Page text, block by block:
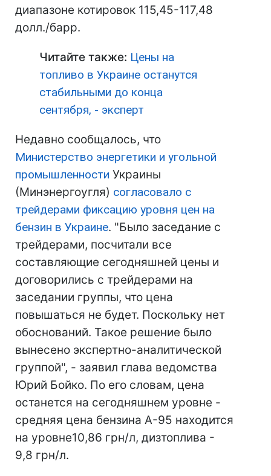
диапазоне котировок 115,45-117,48
долл./барр.
Читайте также: Цены на
топливо в Украине останутся
стабильными до конца
сентября, - эксперт
Недавно сообщалось, что
Министерство энергетики и угольной
промышленности Украины
(Минэнергоугля) согласовало с
трейдерами фиксацию уровня цен на
бензин в Украине. "Было заседание с
трейдерами, посчитали все
составляющие сегодняшней цены и
договорились с трейдерами на
заседании группы, что цена
повышаться не будет. Поскольку нет
обоснований. Такое решение было
вынесено экспертно-аналитической
группой", - заявил глава ведомства
Юрий Бойко. По его словам, цена
останется на сегодняшнем уровне -
средняя цена бензина А-95 находится
на уровне10,86 грн/л, дизтоплива -
9,8 грн/л.